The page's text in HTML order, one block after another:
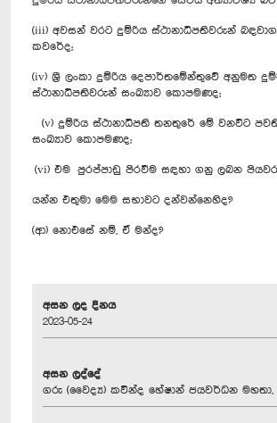
(iii) අවසන් වරට දුම්රිය ස්ථානාධිපතිවරුන්
කවරේද;
(iv) ශ්‍රී ලංකා දුම්රිය දෙපාර්තමේන්තුවේ අනුමත
ස්ථානාධිපතිවරුන් සංඛ්‍යාව කොපමණද;
(v) දුම්රිය ස්ථානාධිපති තනතුරේ මේ වනවිට
සංඛ්‍යාව කොපමණද;
(vi) එම පුරප්පාඩු පිරවීම සඳහා ගනු ලබන
යන්න එතුමා මෙම සභාවට දන්වන්නෙහිද?
(ආ) නොඑසේ නම්, ඒ මන්ද?
අසන ලද දිනය
2023-05-24
අසන ලද්දේ
ගරු (වෛද්‍ය) කවින්ද හේෂාන් ජයවර්ධන මහතා,